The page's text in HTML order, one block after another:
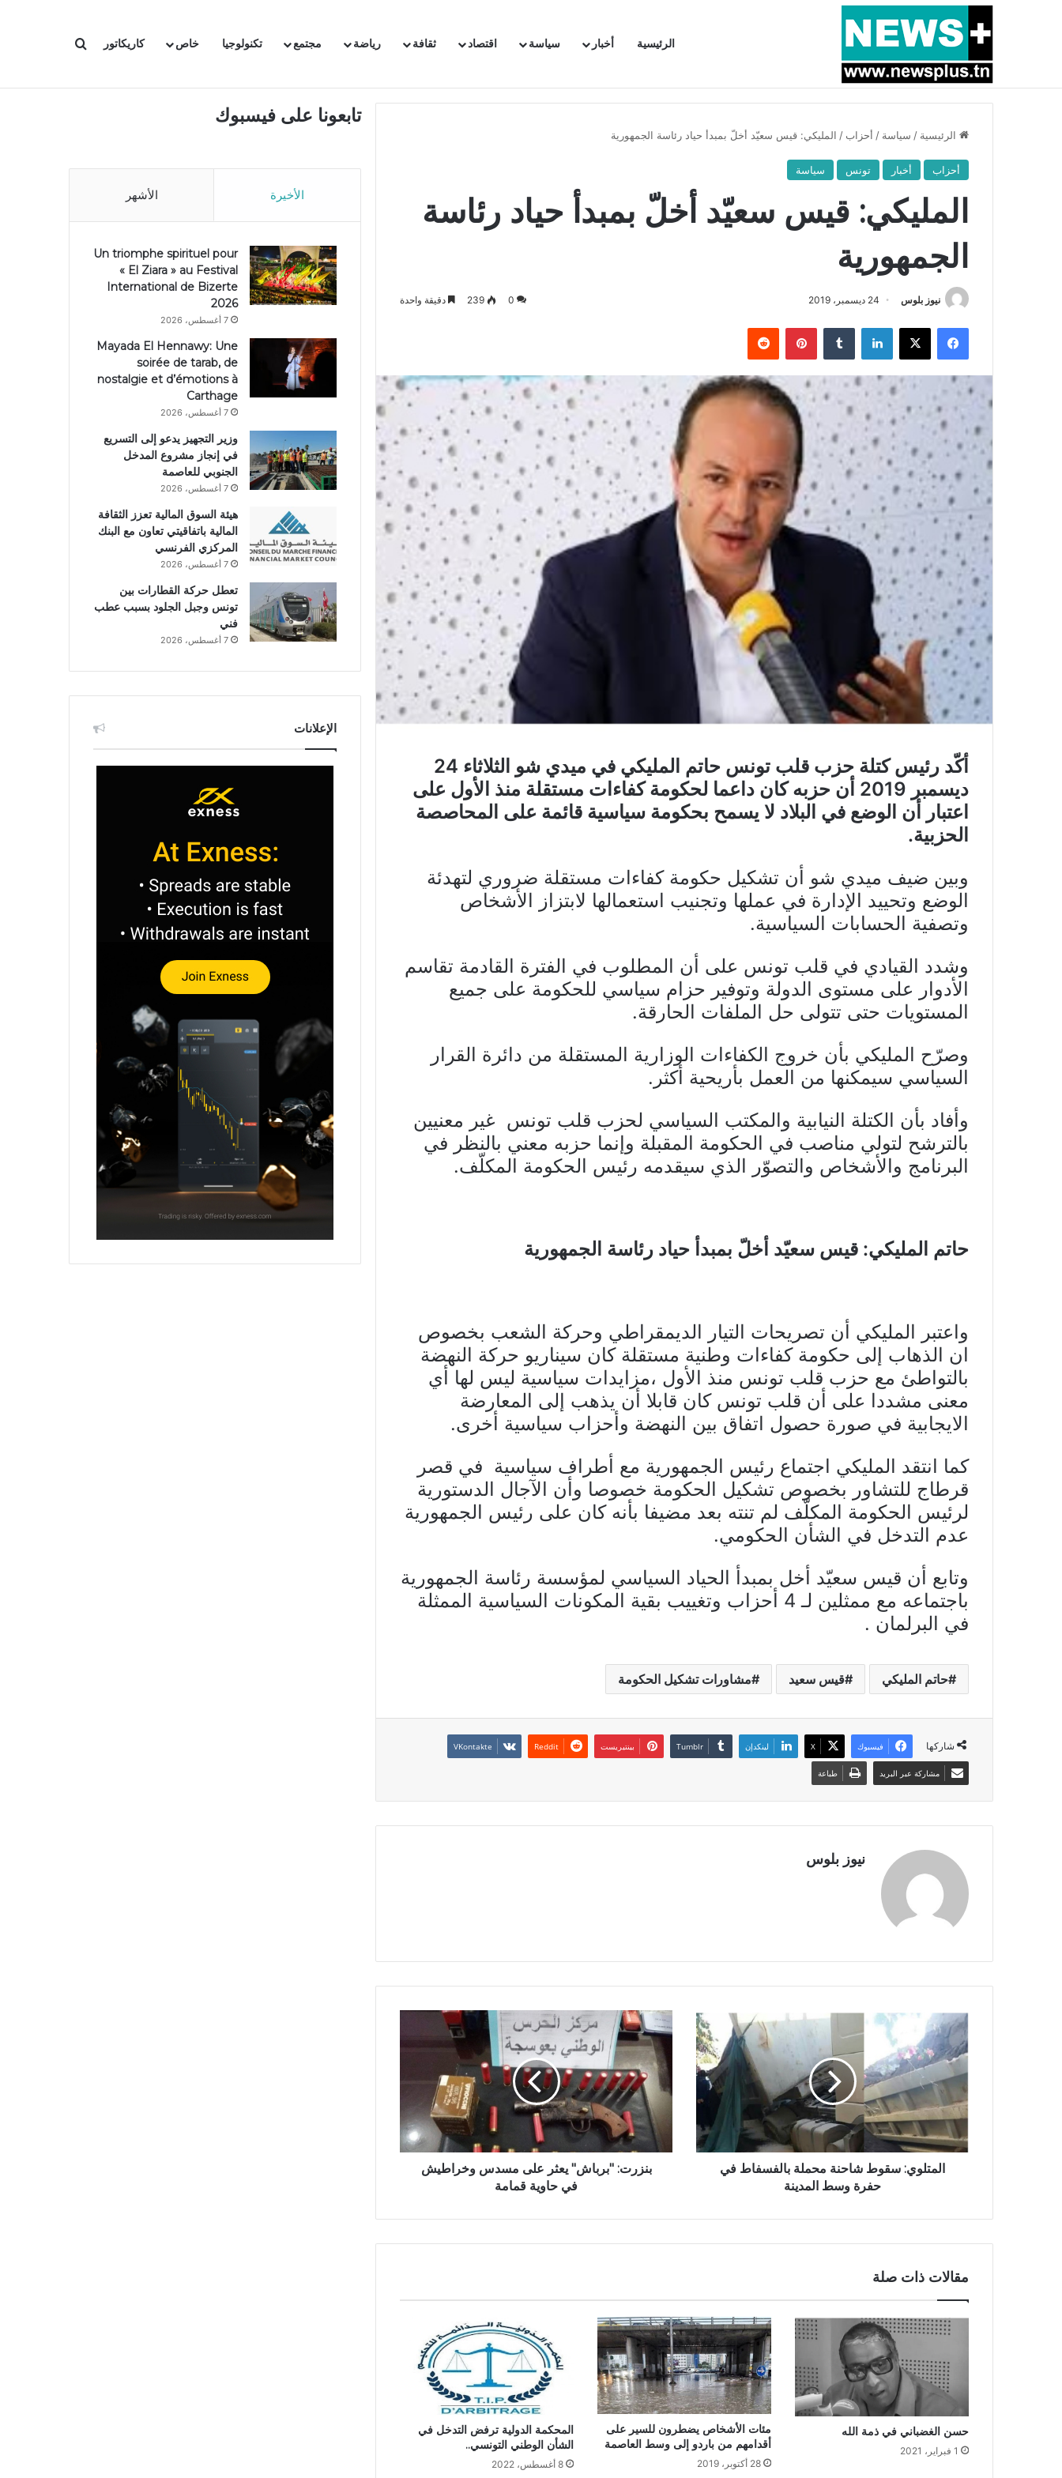
الرئيسية أخبار سياسة اقتصاد ثقافة رياضة مجتمع تكنولوجيا خاص كاريكاتور بحث عن
أخبار عاجلة بسبب المرزوقي وبتكليف من سعيّد: الخارجية تستدعي السفيرة الفرنسية بتونس وتبلغها احتجاجا شديد اللهجة !!
الرئيسية / سياسة / أحزاب / المليكي: قيس سعيّد أخلّ بمبدأ حياد رئاسة الجمهورية
أحزاب أخبار تونس سياسة
المليكي: قيس سعيّد أخلّ بمبدأ حياد رئاسة
الجمهورية
نيوز بلوس 24 ديسمبر، 2019 0
239 دقيقة واحدة
فيسبوك X لينكدإن بينتيريست
أكّد رئيس كتلة حزب قلب تونس حاتم المليكي في ميدي شو الثلاثاء 24
ديسمبر 2019 أن حزبه كان داعما لحكومة كفاءات مستقلة منذ الأول على
اعتبار أن الوضع في البلاد لا يسمح بحكومة سياسية قائمة على المحاصصة
الحزبية.
وبين ضيف ميدي شو أن تشكيل حكومة كفاءات مستقلة ضروري لتهدئة
الوضع وتحييد الإدارة في عملها وتجنيب استعمالها لابتزاز الأشخاص
وتصفية الحسابات السياسية.
وشدد القيادي في قلب تونس على أن المطلوب في الفترة القادمة تقاسم
الأدوار على مستوى الدولة وتوفير حزام سياسي للحكومة على جميع
المستويات حتى تتولى حل الملفات الحارقة.
وصرّح المليكي بأن خروج الكفاءات الوزارية المستقلة من دائرة القرار
السياسي سيمكنها من العمل بأريحية أكثر.
وأفاد بأن الكتلة النيابية والمكتب السياسي لحزب قلب تونس غير معنيين
بالترشح لتولي مناصب في الحكومة المقبلة وإنما حزبه معني بالنظر في
البرنامج والأشخاص والتصوّر الذي سيقدمه رئيس الحكومة المكلّف.
حاتم المليكي: قيس سعيّد أخلّ بمبدأ حياد رئاسة الجمهورية
واعتبر المليكي أن تصريحات التيار الديمقراطي وحركة الشعب بخصوص
ان الذهاب إلى حكومة كفاءات وطنية مستقلة كان سيناريو حركة النهضة
بالتواطئ مع حزب قلب تونس منذ الأول ،مزايدات سياسية ليس لها أي
معنى مشددا على أن قلب تونس كان قابلا أن يذهب إلى المعارضة
الايجابية في صورة حصول اتفاق بين النهضة وأحزاب سياسية أخرى.
كما انتقد المليكي اجتماع رئيس الجمهورية مع أطراف سياسية في قصر
قرطاج للتشاور بخصوص تشكيل الحكومة خصوصا وأن الآجال الدستورية
لرئيس الحكومة المكلّف لم تنته بعد مضيفا بأنه كان على رئيس الجمهورية
عدم التدخل في الشأن الحكومي.
وتابع أن قيس سعيّد أخل بمبدأ الحياد السياسي لمؤسسة رئاسة الجمهورية
باجتماعه مع ممثلين لـ 4 أحزاب وتغييب بقية المكونات السياسية الممثلة
في البرلمان .
حاتم المليكي قيس سعيد مشاورات تشكيل الحكومة
شاركها فيسبوك X لينكدإن بينتيريست
مشاركة عبر البريد طباعة
نيوز بلوس
المتلوي: سقوط شاحنة محملة بالفسفاط في
حفرة وسط المدينة
بنزرت: "برباش" يعثر على مسدس وخراطيش
في حاوية قمامة
مقالات ذات صلة
حسن الغضباني في ذمة الله
1 فبراير، 2021
مئات الأشخاص يضطرون للسير على
أقدامهم من باردو إلى وسط العاصمة
28 أكتوبر، 2019
المحكمة الدولية ترفض التدخل في
الشأن الوطني التونسي..
8 أغسطس، 2022
تابعونا على فيسبوك
الأخيرة الأشهر
Un triomphe spirituel pour
« El Ziara » au Festival
International de Bizerte
2026
7 أغسطس، 2026
Mayada El Hennawy: Une
soirée de tarab, de
nostalgie et d’émotions à
Carthage
7 أغسطس، 2026
وزير التجهيز يدعو إلى التسريع
في إنجاز مشروع المدخل
الجنوبي للعاصمة
7 أغسطس، 2026
هيئة السوق المالية تعزز الثقافة
المالية باتفاقيتي تعاون مع البنك
المركزي الفرنسي
7 أغسطس، 2026
تعطل حركة القطارات بين
تونس وجبل الجلود بسبب عطب
فني
7 أغسطس، 2026
الإعلانات